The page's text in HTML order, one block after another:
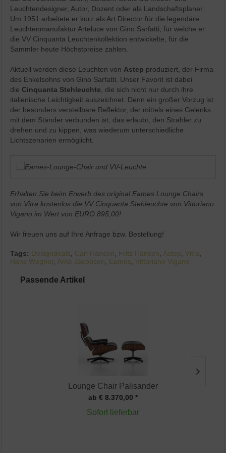
Leuchtendesigner, Autor, Dozent oder als Landschaftsplaner.
Um 1951 arbeitete er kurz als Art Director für die legendäre
Leuchtenmanufaktur Arteluce von Gino Sarfatti, für welche er
die VV Cinquanta Leuchtenkollektion entwickelte, für die
Sammler heute Höchstpreise zahlen.
Aktuell werden diese Leuchten von Astep produziert, der Firma
des Enkelsohns von Gino Sarfatti. Unser Favorit ist dabei
die Cinquanta Stehleuchte , die sich nicht nur durch ihre
italienische Leichtigkeit auszeichnet. Denn ein großer Vorzug ist
der besonders verstellbare Reflektor, der mittels eines Gelenks
mit dem Ständer verbunden ist, das erlaubt, den Strahler zu
drehen und zu kippen, was wiederum unterschiedliche
Lichtszenarien ermöglicht.
Erhalten Sie beim Erwerb des original Eames Lounge Chairs
von Vitra kostenlos die VV Cinquanta Stehleuchte von Vittoriano
Viganoim Wert von EURO 895,00!
Wir freuen uns auf Ihre Anfrage bzw. Bestellung!
Tags: Designdeals Carl Hansen Fritz Hansen Astep ,Vitra
Hans Wegner Arne Jacobsen Eames ,Vittoriano Vigano
Passende Artikel
Lounge Chair Palisander
ab € 8.370,00 *
Sofort lieferbar